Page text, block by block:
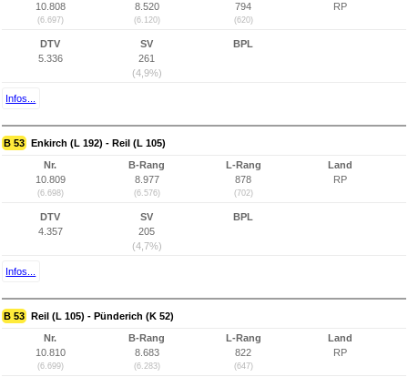
10.808
(6.697)
8.520
(6.120)
794
(620)
RP
DTV
5.336
SV
261
(4,9%)
BPL
Infos...
B 53 Enkirch (L 192) - Reil (L 105)
Nr.
10.809
(6.698)
B-Rang
8.977
(6.576)
L-Rang
878
(702)
Land
RP
DTV
4.357
SV
205
(4,7%)
BPL
Infos...
B 53 Reil (L 105) - Pünderich (K 52)
Nr.
10.810
(6.699)
B-Rang
8.683
(6.283)
L-Rang
822
(647)
Land
RP